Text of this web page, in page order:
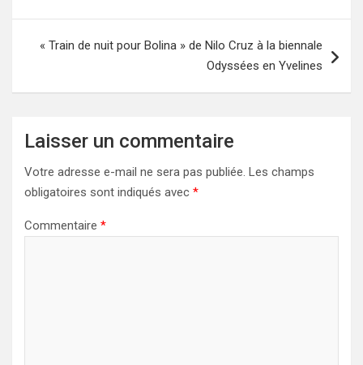
« Train de nuit pour Bolina » de Nilo Cruz à la biennale
Odyssées en Yvelines
Laisser un commentaire
Votre adresse e-mail ne sera pas publiée. Les champs
obligatoires sont indiqués avec *
Commentaire *